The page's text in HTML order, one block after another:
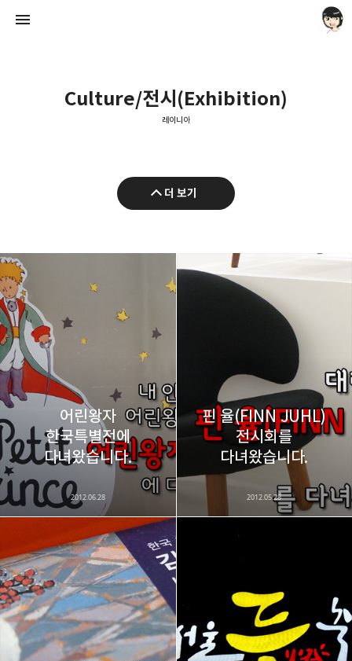
Culture/전시(Exhibition)
레이니아
더 보기
어린왕자
한국특별전에
다녀왔습니다.
2012.06.28
핀 율(FINN JUHL)
전시회를
다녀왔습니다.
2012.05.28
레이니아
레이니아